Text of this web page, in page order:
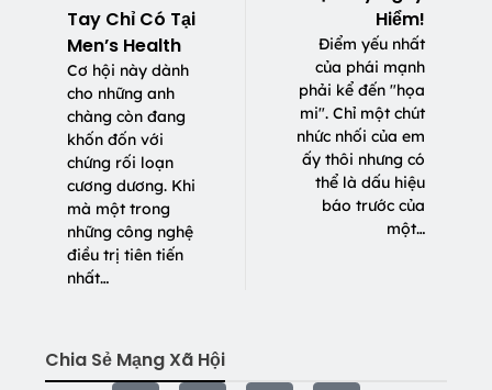
Tay Chỉ Có Tại
Men’s Health
Cơ hội này dành
cho những anh
chàng còn đang
khốn đốn với
chứng rối loạn
cương dương. Khi
mà một trong
những công nghệ
điều trị tiên tiến
nhất…
Hiểm!
Điểm yếu nhất
của phái mạnh
phải kể đến "họa
mi". Chỉ một chút
nhức nhối của em
ấy thôi nhưng có
thể là dấu hiệu
báo trước của
một…
Chia Sẻ Mạng Xã Hội